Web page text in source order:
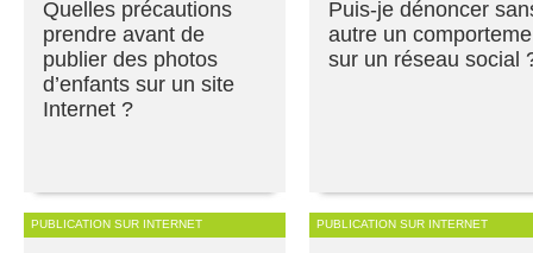
Quelles précautions
prendre avant de
publier des photos
d’enfants sur un site
Internet ?
Puis-je dénoncer
autre un
sur un réseau social
PUBLICATION SUR INTERNET PUBLICATION SUR INTERNET